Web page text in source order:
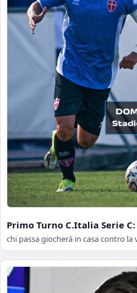
Primo Turno C.Italia Serie
chi passa giocherà in casa contro